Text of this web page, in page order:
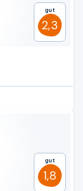
Gut
2,3
Gut
1,8